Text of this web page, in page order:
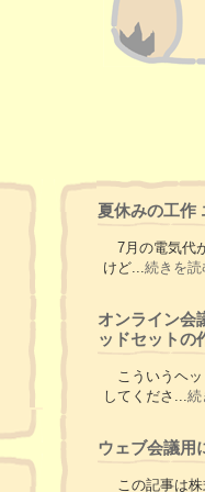
夏休みの工作
7月の電気代
けど... 続きを読
オンライン会
ッドセットの
こういうヘ
してくださ... 続
ウェブ会議用
この記事は